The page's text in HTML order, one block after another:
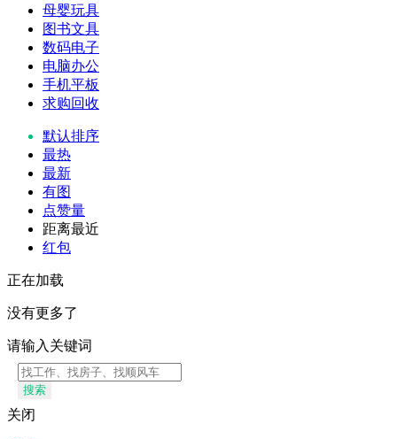
母婴玩具
图书文具
数码电子
电脑办公
手机平板
求购回收
默认排序
最热
最新
有图
点赞量
距离最近
红包
正在加载
没有更多了
请输入关键词
搜索
关闭